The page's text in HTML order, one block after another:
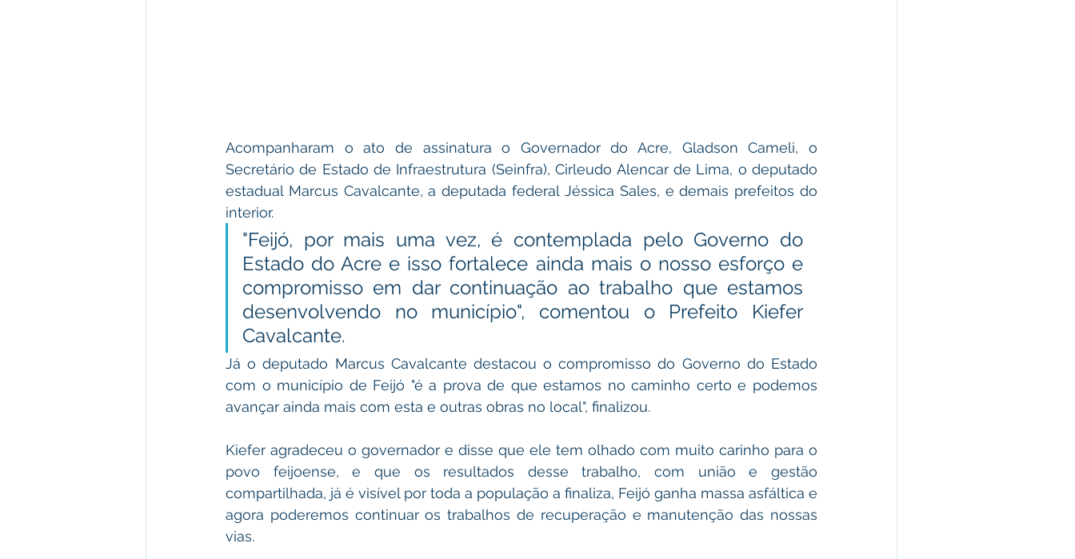
Acompanharam o ato de assinatura o Governador do Acre, Gladson Cameli, o
Secretário de Estado de Infraestrutura (Seinfra), Cirleudo Alencar de Lima, o deputado
estadual Marcus Cavalcante, a deputada federal Jéssica Sales, e demais prefeitos do
interior.
"Feijó, por mais uma vez, é contemplada pelo Governo do
Estado do Acre e isso fortalece ainda mais o nosso esforço e
compromisso em dar continuação ao trabalho que estamos
desenvolvendo no município", comentou o Prefeito Kiefer
Cavalcante.
Já o deputado Marcus Cavalcante destacou o compromisso do Governo do Estado
com o município de Feijó "é a prova de que estamos no caminho certo e podemos
avançar ainda mais com esta e outras obras no local", finalizou.
Kiefer agradeceu o governador e disse que ele tem olhado com muito carinho para o
povo feijoense, e que os resultados desse trabalho, com união e gestão
compartilhada, já é visível por toda a população a finaliza, Feijó ganha massa asfáltica e
agora poderemos continuar os trabalhos de recuperação e manutenção das nossas
vias.